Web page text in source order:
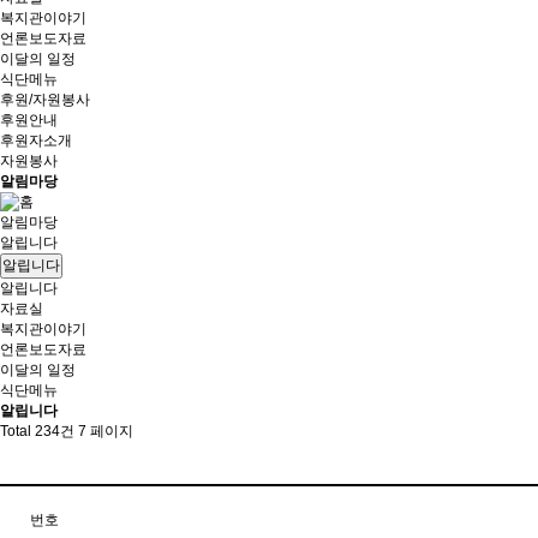
복지관이야기
언론보도자료
이달의 일정
식단메뉴
후원/자원봉사
후원안내
후원자소개
자원봉사
알림마당
알림마당
알립니다
알립니다
알립니다
자료실
복지관이야기
언론보도자료
이달의 일정
식단메뉴
알립니다
Total 234건 7 페이지
번호